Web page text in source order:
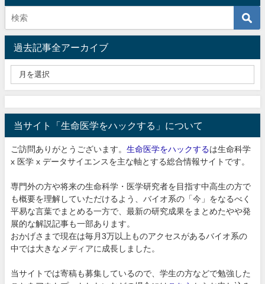
過去記事全アーカイブ
当サイト「生命医学をハックする」について
ご訪問ありがとうございます。 生命医学をハックするは生命科学
x 医学 x データサイエンスを主な軸とする総合情報サイトです。
専門外の方や将来の生命科学・医学研究者を目指す中高生の方で
も概要を理解していただけるよう、バイオ系の「今」をなるべく
平易な言葉でまとめる一方で、最新の研究成果をまとめたやや発
展的な解説記事も一部あります。
おかげさまで現在は毎月3万以上ものアクセスがあるバイオ系の
中では大きなメディアに成長しました。
当サイトでは寄稿も募集しているので、学生の方などで勉強した